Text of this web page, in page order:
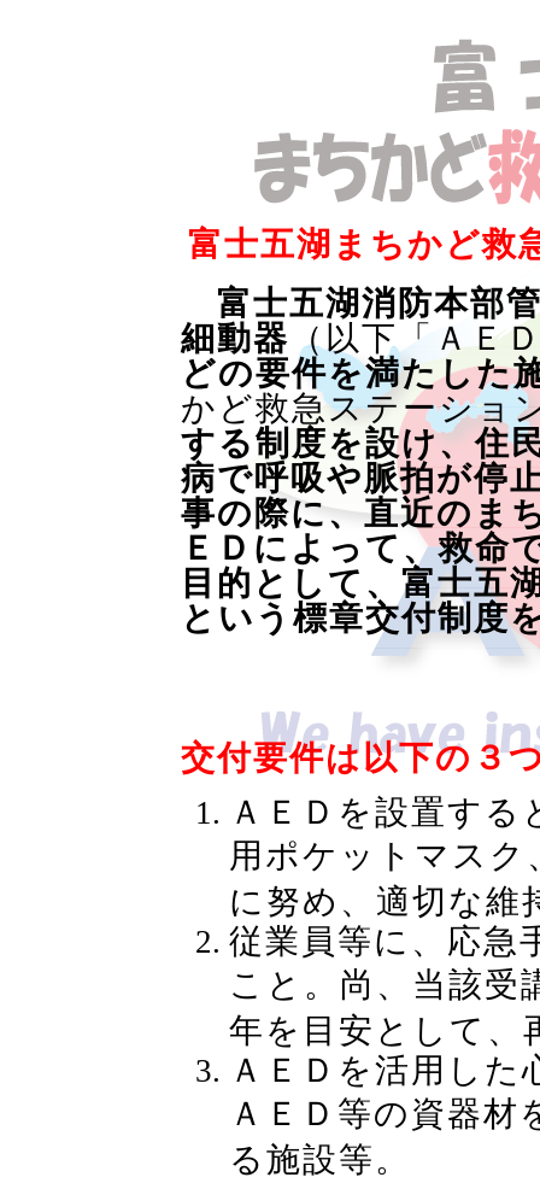
富士五湖まちかど救
富士五湖消防本部
細動器 （以下「ＡＥ
どの要件を満たした
かど救急ステーショ
する制度を設け、住
病で呼吸や脈拍が停
事の際に、直近のま
ＥＤによって、救命
目的として、富士五
という標章交付制度
交付要件は以下の３
ＡＥＤを設置す
用ポケットマスク
に努め、適切な維
従業員等に、応急
こと。尚、当該受
年を目安として、
ＡＥＤを活用した
ＡＥＤ等の資器材
る施設等。